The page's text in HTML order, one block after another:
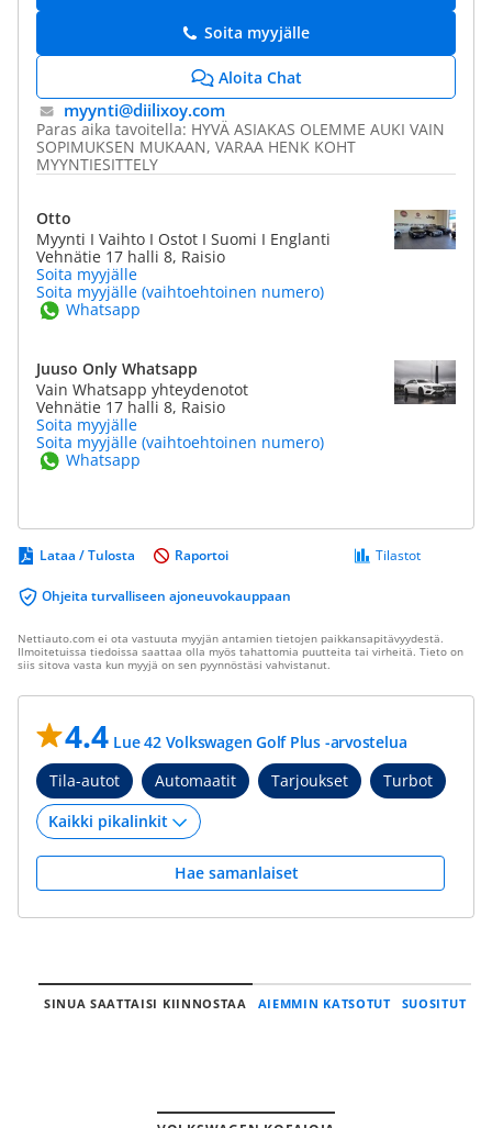
Soita myyjälle
Aloita Chat
myynti@​diilixoy.com
Paras aika tavoitella: HYVÄ ASIAKAS OLEMME AUKI VAIN
SOPIMUKSEN MUKAAN, VARAA HENK KOHT
MYYNTIESITTELY
Otto
Myynti I Vaihto I Ostot I Suomi I Englanti
Vehnätie 17 halli 8, Raisio
Soita myyjälle
Soita myyjälle (vaihtoehtoinen numero)
Whatsapp
Juuso Only Whatsapp
Vain Whatsapp yhteydenotot
Vehnätie 17 halli 8, Raisio
Soita myyjälle
Soita myyjälle (vaihtoehtoinen numero)
Whatsapp
Lataa / Tulosta
Ohjeita turvalliseen ajoneuvokauppaan
Tilastot
Raportoi
Nettiauto.com ei ota vastuuta myyjän antamien tietojen paikkansapitävyydestä.
Ilmoitetuissa tiedoissa saattaa olla myös tahattomia puutteita tai virheitä. Tieto on
siis sitova vasta kun myyjä on sen pyynnöstäsi vahvistanut.
4.4 Lue 42 Volkswagen Golf Plus -arvostelua
Tila-autot
Automaatit Tarjoukset Turbot
Hae samanlaiset
SINUA SAATTAISI KIINNOSTAA AIEMMIN KATSOTUT SUOSITUT